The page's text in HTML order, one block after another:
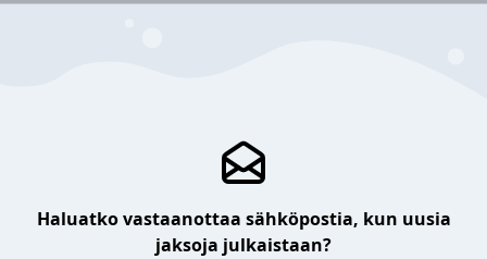
Haluatko vastaanottaa sähköpostia, kun uusia
jaksoja julkaistaan?